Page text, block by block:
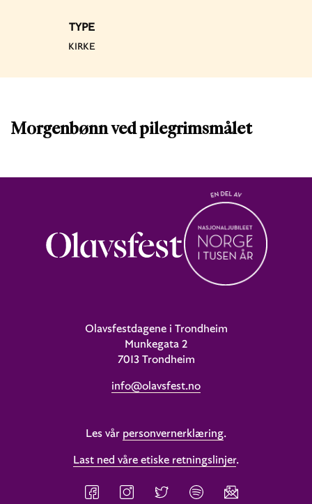
Morgenbønn ved pilegrimsmålet
TYPE
KIRKE
Olavsfestdagene i Trondheim
Munkegata 2
7013 Trondheim
info@olavsfest.no
Les vår personvernerklæring.
Last ned våre etiske retningslinjer.